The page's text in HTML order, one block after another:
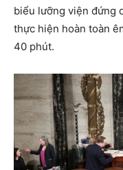
biểu lưỡng viện đứng
thực hiện hoàn toàn
40 phút.